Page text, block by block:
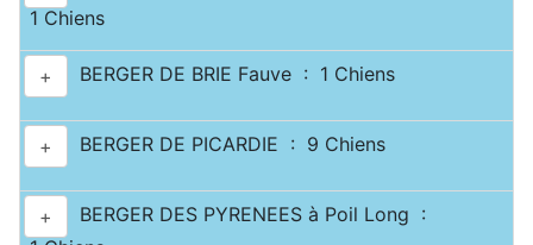
1 Chiens
+ BERGER DE BRIE Fauve : 1 Chiens
+ BERGER DE PICARDIE : 9 Chiens
+
BERGER DES PYRENEES à Poil Long :